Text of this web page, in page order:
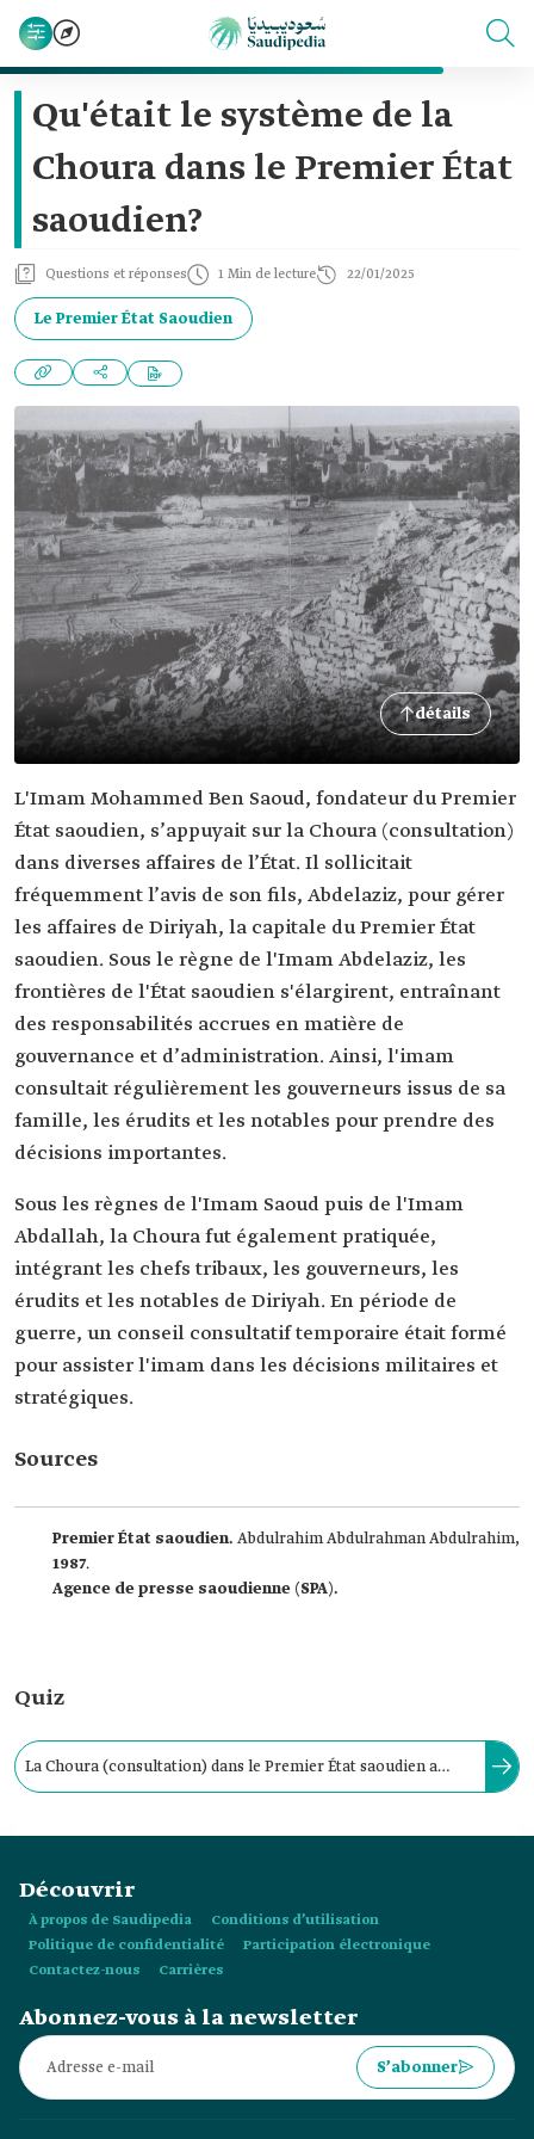
Qu'était le système de la
Choura dans le Premier État
saoudien?
Questions et réponses 1 Min de lecture 22/01/2025
Le Premier État Saoudien
détails
L'Imam Mohammed Ben Saoud, fondateur du Premier
État saoudien, s’appuyait sur la Choura (consultation)
dans diverses affaires de l’État. Il sollicitait
fréquemment l’avis de son fils, Abdelaziz, pour gérer
les affaires de Diriyah, la capitale du Premier État
saoudien. Sous le règne de l'Imam Abdelaziz, les
frontières de l'État saoudien s'élargirent, entraînant
des responsabilités accrues en matière de
gouvernance et d’administration. Ainsi, l'imam
consultait régulièrement les gouverneurs issus de sa
famille, les érudits et les notables pour prendre des
décisions importantes.
Sous les règnes de l'Imam Saoud puis de l'Imam
Abdallah, la Choura fut également pratiquée,
intégrant les chefs tribaux, les gouverneurs, les
érudits et les notables de Diriyah. En période de
guerre, un conseil consultatif temporaire était formé
pour assister l'imam dans les décisions militaires et
stratégiques.
Sources
Premier État saoudien. Abdulrahim Abdulrahman Abdulrahim,
1987.
Agence de presse saoudienne (SPA).
Quiz
La Choura (consultation) dans le Premier État saoudien a
gestion des affaires de Diriyah.
Découvrir
À propos de Saudipedia
Conditions d’utilisation
Politique de confidentialité
Participation électronique
Contactez-nous
Carrières
Abonnez-vous à la newsletter
S’abonner